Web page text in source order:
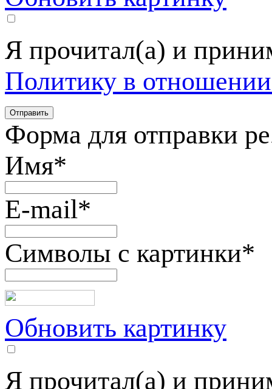
Я прочитал(а) и
Политику в
Форма для отправки
Имя*
E-mail*
Символы с картинки*
Обновить картинку
Я прочитал(а) и